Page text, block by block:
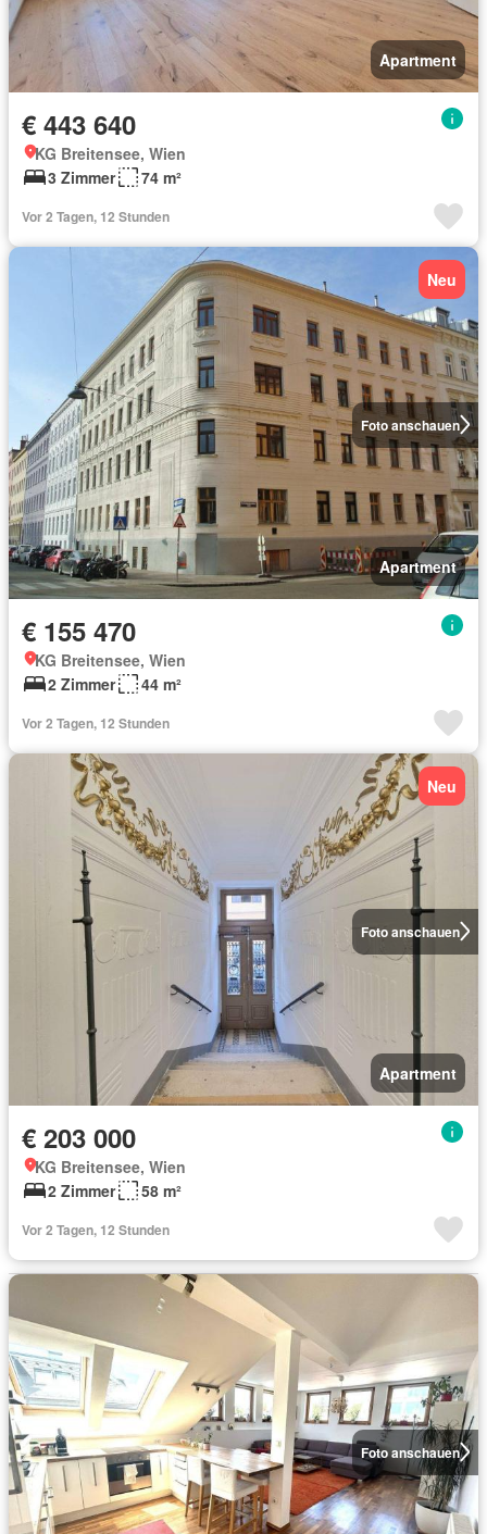
Apartment
€ 443 640
KG Breitensee, Wien
3 Zimmer
74 m²
Vor 2 Tagen, 12 Stunden
Foto anschauen
Neu
Apartment
€ 155 470
KG Breitensee, Wien
2 Zimmer
44 m²
Vor 2 Tagen, 12 Stunden
Foto anschauen
Neu
Apartment
€ 203 000
KG Breitensee, Wien
2 Zimmer
58 m²
Vor 2 Tagen, 12 Stunden
Foto anschauen